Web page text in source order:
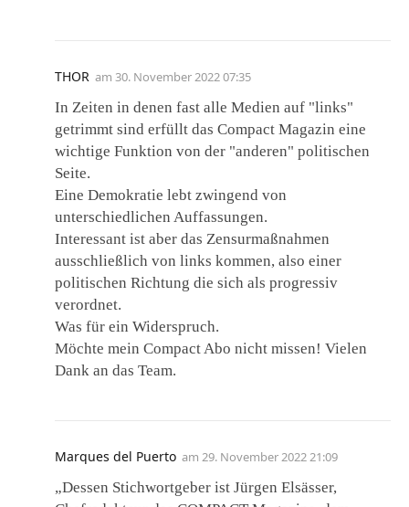
THOR am 30. November 2022 07:35
In Zeiten in denen fast alle Medien auf "links"
getrimmt sind erfüllt das Compact Magazin eine
wichtige Funktion von der "anderen" politischen
Seite.
Eine Demokratie lebt zwingend von
unterschiedlichen Auffassungen.
Interessant ist aber das Zensurmaßnahmen
ausschließlich von links kommen, also einer
politischen Richtung die sich als progressiv
verordnet.
Was für ein Widerspruch.
Möchte mein Compact Abo nicht missen! Vielen
Dank an das Team.
Marques del Puerto am 29. November 2022 21:09
„Dessen Stichwortgeber ist Jürgen Elsässer,